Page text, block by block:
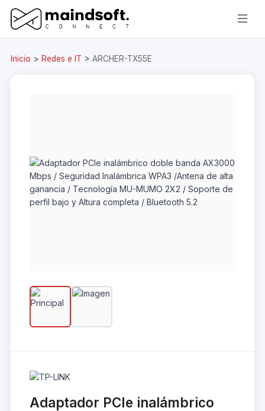
Inicio > Redes e IT > ARCHER-TX55E
Adaptador PCIe inalámbrico